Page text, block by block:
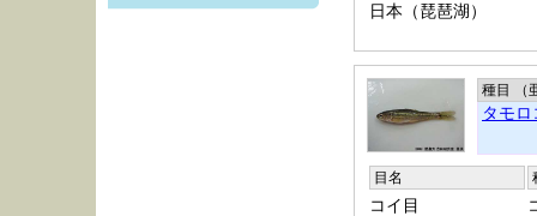
日本（琵琶湖）
種目 （
タモロ
目名
コイ目